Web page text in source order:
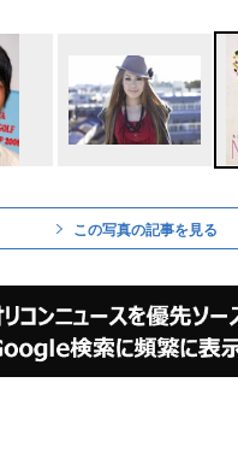
この写真の記事を見る